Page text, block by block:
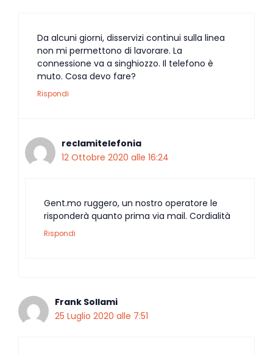
Da alcuni giorni, disservizi continui sulla linea
non mi permettono di lavorare. La
connessione va a singhiozzo. Il telefono è
muto. Cosa devo fare?
Rispondi
reclamitelefonia
12 Ottobre 2020 alle 16:24
Gent.mo ruggero, un nostro operatore le
risponderà quanto prima via mail. Cordialità
Rispondi
Frank Sollami
25 Luglio 2020 alle 7:51